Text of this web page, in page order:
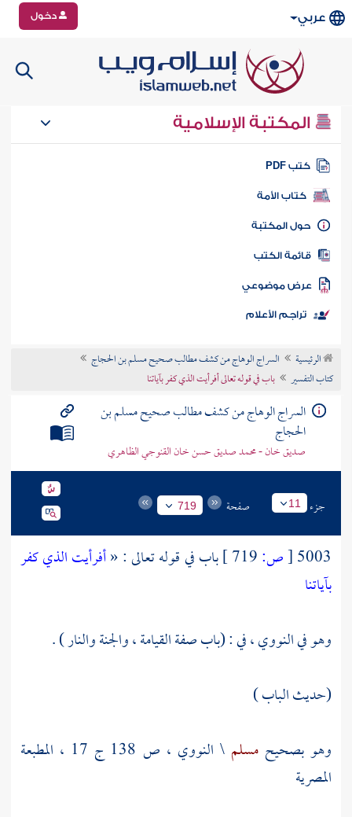
عربي دخول
المكتبة الإسلامية
كتب PDF
كتاب الأمة
المكتبة
الكتب
موضوعي
تراجم الأعلام
الرئيسية
السراج الوهاج من كشف مطالب صحيح مسلم بن الحجاج
كتاب التفسير
باب في قوله تعالى أفرأيت الذي كفر بآياتنا
السراج الوهاج من كشف مطالب صحيح مسلم بن
الحجاج
صديق خان - محمد صديق حسن خان القنوجي الظاهري
جزء 11 صفحة 719
5003
[ص: باب في قوله تعالى : «أفرأيت الذي كفر
بآياتنا
وهو فيالنووي، في : (باب صفة القيامة ، والجنة والنار ) .
(حديث الباب )
وهو بصحيحمسلم\ النووي
، ص 138 ج 17 ، المطبعة
المصرية